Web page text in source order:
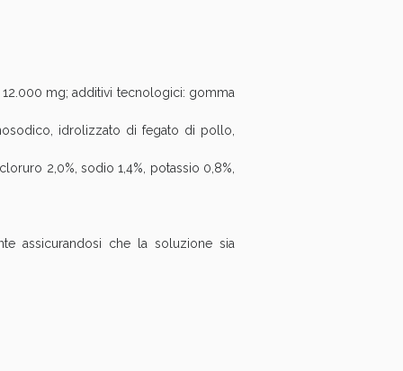
mg; additivi tecnologici: gomma
idrolizzato di fegato di pollo,
2,0%, sodio 1,4%, potassio 0,8%,
assicurandosi che la soluzione sia